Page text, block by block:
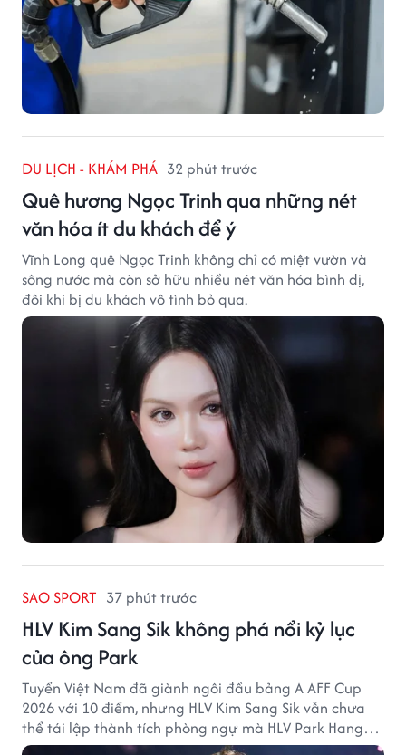
DU LỊCH - KHÁM PHÁ 32 phút trước
Quê hương Ngọc Trinh qua những nét
văn hóa ít du khách để ý
Vĩnh Long quê Ngọc Trinh không chỉ có miệt vườn và
sông nước mà còn sở hữu nhiều nét văn hóa bình dị,
đôi khi bị du khách vô tình bỏ qua.
SAO SPORT 37 phút trước
HLV Kim Sang Sik không phá nổi kỷ lục
của ông Park
Tuyển Việt Nam đã giành ngôi đầu bảng A AFF Cup
2026 với 10 điểm, nhưng HLV Kim Sang Sik vẫn chưa
thể tái lập thành tích phòng ngự mà HLV Park Hang
Seo từng tạo ra.